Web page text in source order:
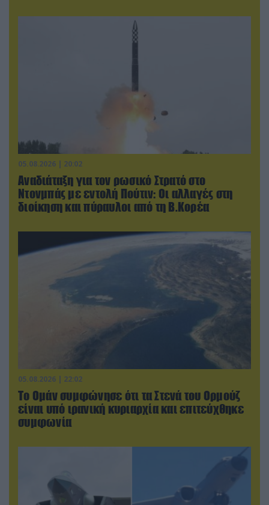
05.08.2026 | 20:02
Αναδιάταξη για τον ρωσικό Στρατό στο
Ντονμπάς με εντολή Πούτιν: Οι αλλαγές στη
διοίκηση και πύραυλοι από τη Β.Κορέα
05.08.2026 | 22:02
Το Ομάν συμφώνησε ότι τα Στενά του Ορμούζ
είναι υπό ιρανική κυριαρχία και επιτεύχθηκε
συμφωνία